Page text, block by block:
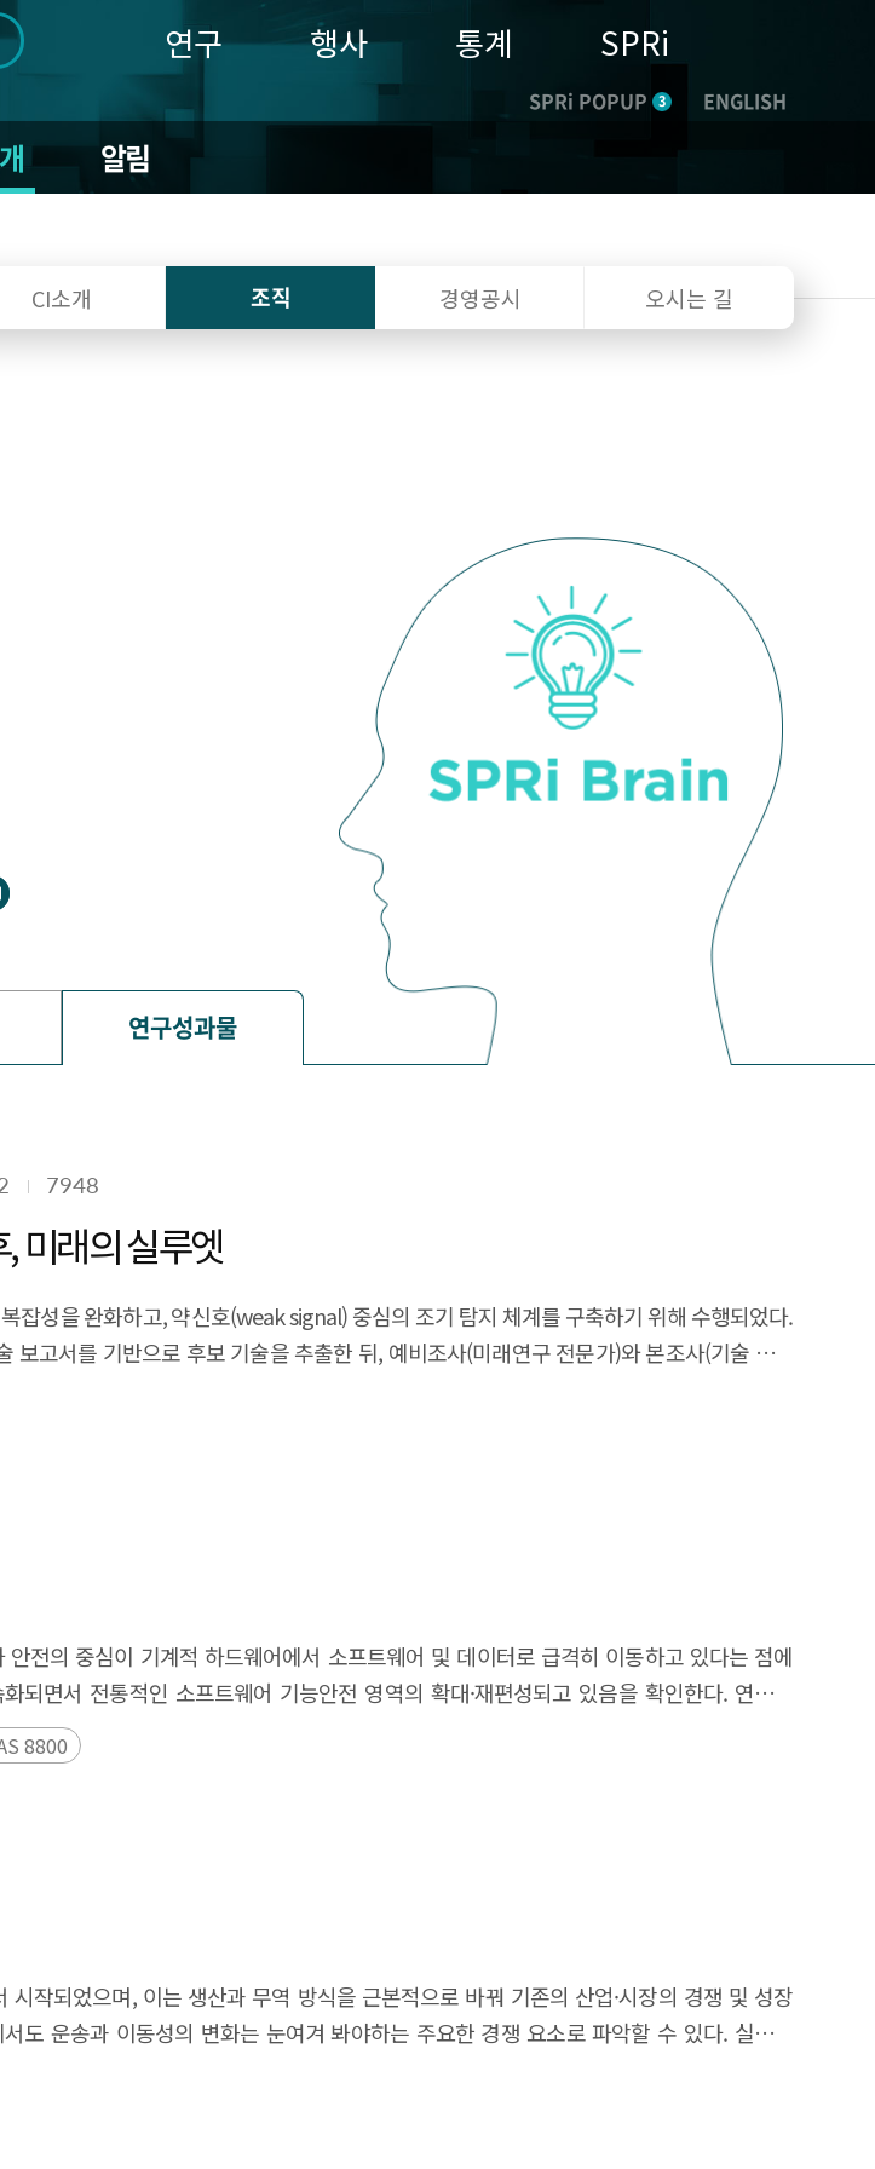
월 1년
연구 행사 통계 SPRi
SPRi POPUP 3 ENGLISH
알림
CI소개 조직 경영공시 오시는 길
연구성과물
7948
미래의 실루엣
잡성을 완화하고, 약신호(weak signal) 중심의 조기 탐지 체계를 구축하기 위해 수행되었다.
고서를 기반으로 후보 기술을 추출한 뒤, 예비조사(미래연구 전문가)와 본조사(기술 분야
적 평가와 피드백 과정을 통해 신규성, 영향력, 구현 가능성을 검증하였으며, 이를 바탕으로
DaRT 2025 대비 총 16개의 신규 개념기술이 새롭게 등장하였으며, 이 중 약신호 기술군은
단기·중기·장기)를 한눈에 보여주는 형태로 설계되었다. 이를 통해 기술 변화의 방향성,
연구는 델파이 조사 결과를 보완하기 위해 데이터 기반 기술 전이 분석을 병행하였다.
로 임베딩하고, K-means 클러스터링(k=100)을 수행하여 기술 주제의 연도별 의미 구조를
기술 전이(transition) 를 정의하였으며, 이를 통해 기술군의 생성(birth), 합병(merge), 소멸
구조를 정량화하였다. 나아가, 본 연구는 약신호–부상신호–추세신호의 단계형 분류를
유망기술에 대한 심층 문헌조사를 병행함으로써 기존 점수 중심 정량기법 대비 예측의
계를 통해 R&D 투자 우선순위 설정, 기술 조기경보, 산업 전략 수립 등 정책·산업적 활용
data-driven transition analysis, providing a quantitative and visual representation
were drawn from major institutional foresight reports (EU, WEF, UNDP, Gartner),
emerged. Among them, weak-signal technologies included quantum internet,
quantum AI, large action models (LAMs), general-purpose AI robots, zero trust
haptic holography, and AI-radio access network (AI-RAN); and trend
inference. To complement the Delphi findings, a data-driven transition analysis was
전의 중심이 기계적 하드웨어에서 소프트웨어 및 데이터로 급격히 이동하고 있다는 점에
면서 전통적인 소프트웨어 기능안전 영역의 확대·재편성되고 있음을 확인한다. 연구는
로 삼아, 2019년 플로리다주의 정지 차량 충돌 사고와 이에 대한 2025년 플로리다
BB)을 분석하였다. 사고 당시 차량은 오토파일럿 모드로 주행 중이었으나 정지 차량을
제공·데이터 투명성 의무 부담을 명시적으로 확인한 첫 사례라는 점에서 의미가 크다.
PAS 8800(AI 안전) 등 국제 표준의 관점에서 해석한다. ISO 26262는 E/E 시스템 고장(Fault)
용자 오용 등 결함 없는 상태에서도 발생하는 위험을 다루며, ISO/PAS 8800은 AI·ML 기반
. 아울러 보고서는 UNECE R157(ALKS), R171(DCAS) 등 국제 규정도 함께 검토하였다.
품질 이슈”가 아니라, 제조물 책임·징벌적 손해배상·데이터 투명성·AI 안전을 아우르는
전환이 가속화될 때 최소 공통 SW 안전 요구사항으로서 「소프트웨어 안전에 관한 고시」
전’ 차원의 거버넌스 검토 등을 시사점으로 제시한다. Executive Summary This report
8800
작되었으며, 이는 생산과 무역 방식을 근본적으로 바꿔 기존의 산업·시장의 경쟁 및 성장
운송과 이동성의 변화는 눈여겨 봐야하는 주요한 경쟁 요소로 파악할 수 있다. 실제로
도심 항공 모빌리티)은 4차 산업혁명의 대표적인 모빌리티 혁신 사례로, 물리적 이동
극복에 그치지 않고 물리적 기술과 디지털 기술의 융합을 통해 산업의 경쟁 및 성장 체계를